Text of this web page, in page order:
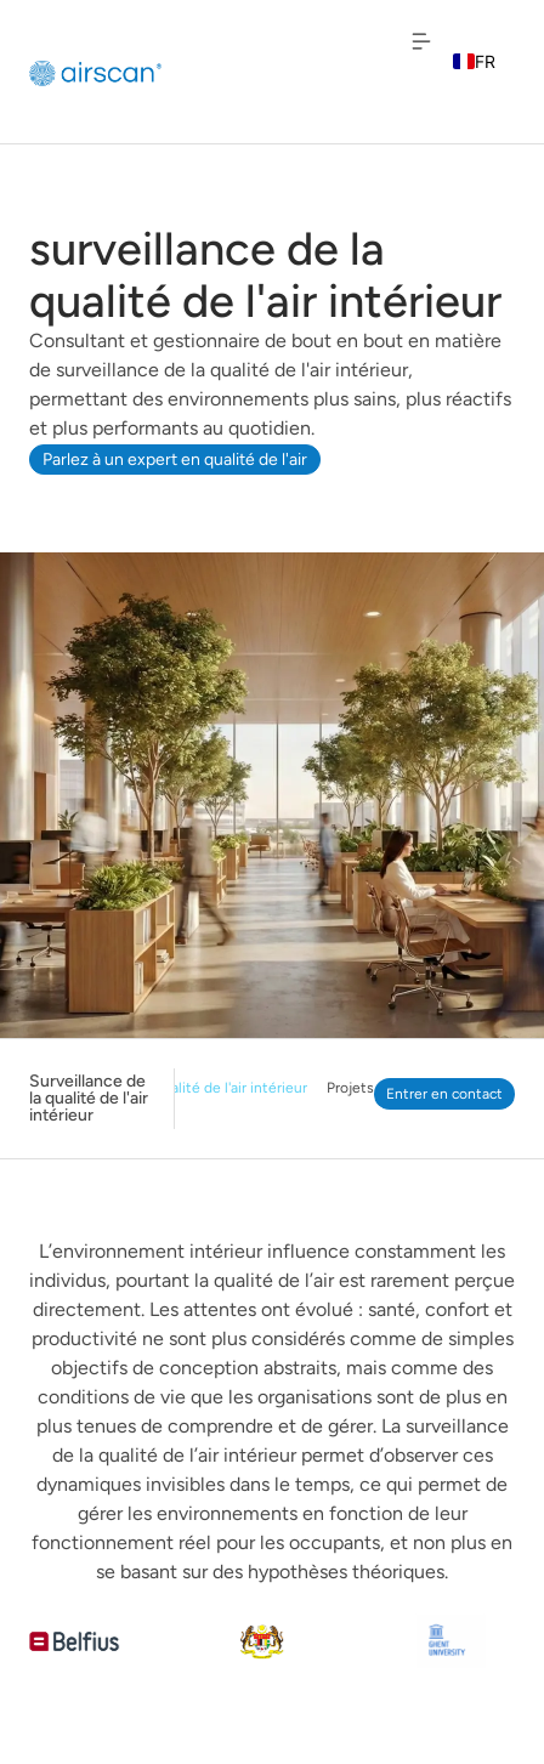
FR
NL
surveillance de la
qualité de l'air intérieur
Consultant et gestionnaire de bout en bout en matière
de surveillance de la qualité de l'air intérieur,
permettant des environnements plus sains, plus réactifs
et plus performants au quotidien.
Parlez à un expert en qualité de l'air
Surveillance de
la qualité de l'air
intérieur
Cadre de qualité de l'air intérieur Projets Entrer en contact
L’environnement intérieur influence constamment les
individus, pourtant la qualité de l’air est rarement perçue
directement. Les attentes ont évolué : santé, confort et
productivité ne sont plus considérés comme de simples
objectifs de conception abstraits, mais comme des
conditions de vie que les organisations sont de plus en
plus tenues de comprendre et de gérer. La surveillance
de la qualité de l’air intérieur permet d’observer ces
dynamiques invisibles dans le temps, ce qui permet de
gérer les environnements en fonction de leur
fonctionnement réel pour les occupants, et non plus en
se basant sur des hypothèses théoriques.